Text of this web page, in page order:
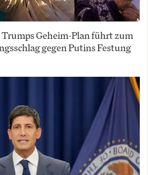
Geheim-Plan führt zum
gegen Putins Festung